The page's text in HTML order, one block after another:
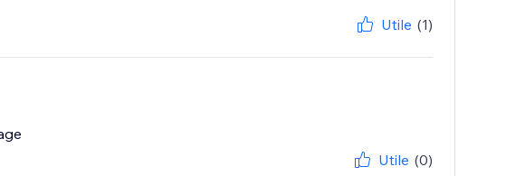
Utile (1)
Utile (0)